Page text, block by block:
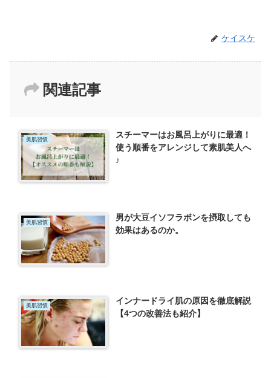
ケイスケ
関連記事
美肌習慣
スチーマーはお風呂上がりに最適！
使う順番をアレンジして素肌美人へ
♪
美肌習慣
男が大豆イソフラボンを摂取しても
効果はあるのか。
美肌習慣
インナードライ肌の原因を徹底解説
【4つの改善法も紹介】